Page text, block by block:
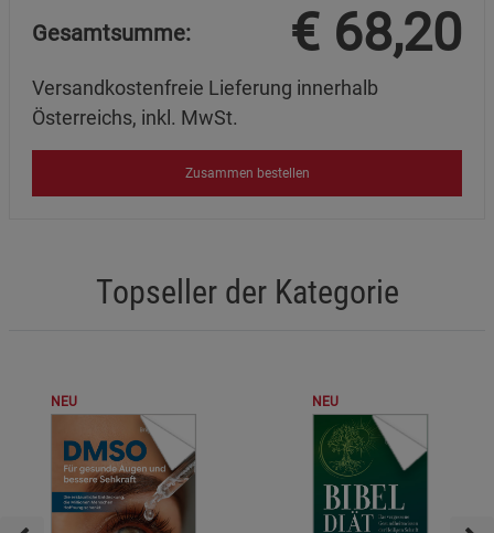
Gesamtsumme: € 68,20
Versandkostenfreie Lieferung innerhalb
Österreichs, inkl. MwSt.
Zusammen bestellen
Topseller der Kategorie
NEU NEU